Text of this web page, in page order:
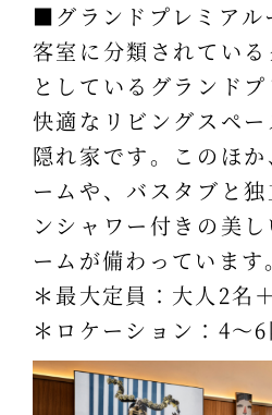
■グランドプレミアル
客室に分類されてい
としているグランドプ
快適なリビングスペ
隠れ家です。このほ
ームや、バスタブと
ンシャワー付きの美
ームが備わっています
＊最大定員：大人2名
＊ロケーション：4～6